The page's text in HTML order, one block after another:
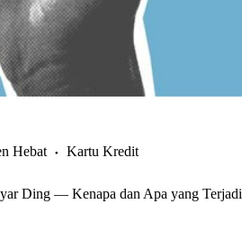
Hebat Kartu Kredit
Ding — Kenapa dan Apa yang Terjadi